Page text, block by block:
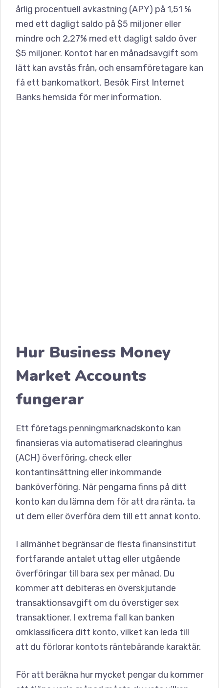
årlig procentuell avkastning (APY) på 1,51 %
med ett dagligt saldo på $5 miljoner eller
mindre och 2,27% med ett dagligt saldo över
$5 miljoner. Kontot har en månadsavgift som
lätt kan avstås från, och ensamföretagare kan
få ett bankomatkort. Besök First Internet
Banks hemsida för mer information.
Hur Business Money
Market Accounts
fungerar
Ett företags penningmarknadskonto kan
finansieras via automatiserad clearinghus
(ACH) överföring, check eller
kontantinsättning eller inkommande
banköverföring. När pengarna finns på ditt
konto kan du lämna dem för att dra ränta, ta
ut dem eller överföra dem till ett annat konto.
I allmänhet begränsar de flesta finansinstitut
fortfarande antalet uttag eller utgående
överföringar till bara sex per månad. Du
kommer att debiteras en överskjutande
transaktionsavgift om du överstiger sex
transaktioner. I extrema fall kan banken
omklassificera ditt konto, vilket kan leda till
att du förlorar kontots räntebärande karaktär.
För att beräkna hur mycket pengar du kommer